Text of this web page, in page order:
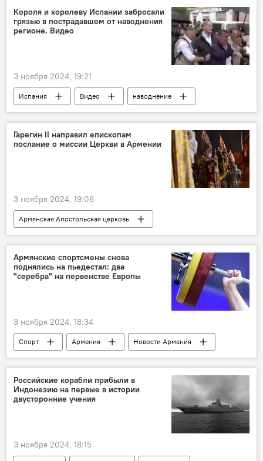
Короля и королеву Испании забросали
грязью в пострадавшем от наводнения
регионе. Видео
3 ноября 2024, 19:21
Испания Видео
наводнение
король
королева
Гарегин II направил епископам
послание о миссии Церкви в Армении
3 ноября 2024, 19:06
Армянская Апостольская церковь
Католикос Всех армян Гарегин II
Общество
Армянские спортсмены снова
поднялись на пьедестал: два
"серебра" на первенстве Европы
3 ноября 2024, 18:34
Спорт Армения
Новости Армения
тяжелая атлетика
Российские корабли прибыли в
Индонезию на первые в истории
двусторонние учения
3 ноября 2024, 18:15